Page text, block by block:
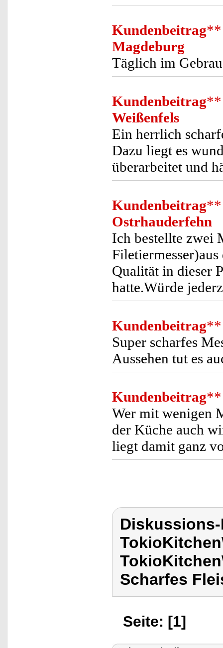
Kundenbeitrag**
Magdeburg
Täglich im
Kundenbeitrag**
Weißenfels
Ein herrlich
Dazu liegt es
überarbeitet und
Kundenbeitrag**
Ostrhauderfehn
Ich bestellte zwei
Qualität in dieser
hatte.Würde
Kundenbeitrag**
Super scharfes
Aussehen tut es
Kundenbeitrag**
Wer mit wenigen
der Küche auch
liegt damit ganz
Scharfes
Seite: [1]